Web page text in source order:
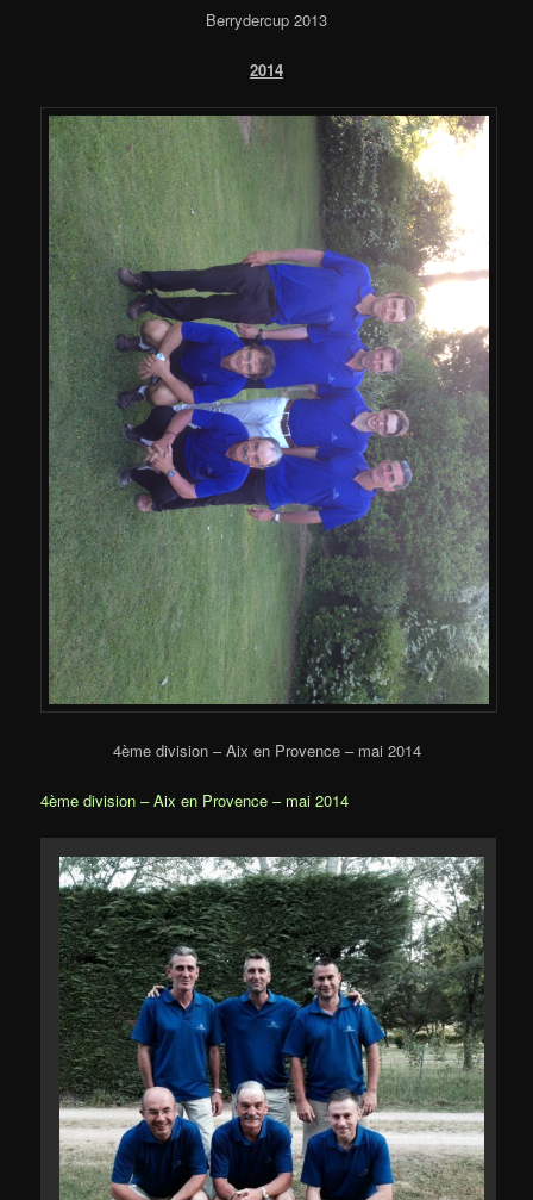
Berrydercup 2013
2014
4ème division – Aix en Provence – mai 2014
4ème division – Aix en Provence – mai 2014